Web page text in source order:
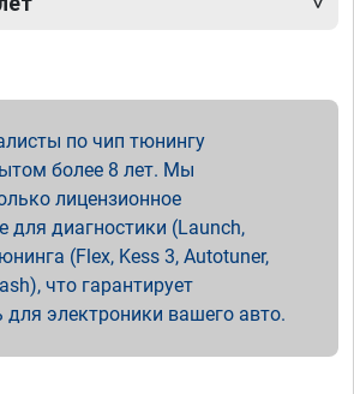
по чип тюнингу
более 8 лет. Мы
лицензионное
для диагностики (Launch,
(Flex, Kess 3, Autotuner,
что гарантирует
для электроники вашего авто.